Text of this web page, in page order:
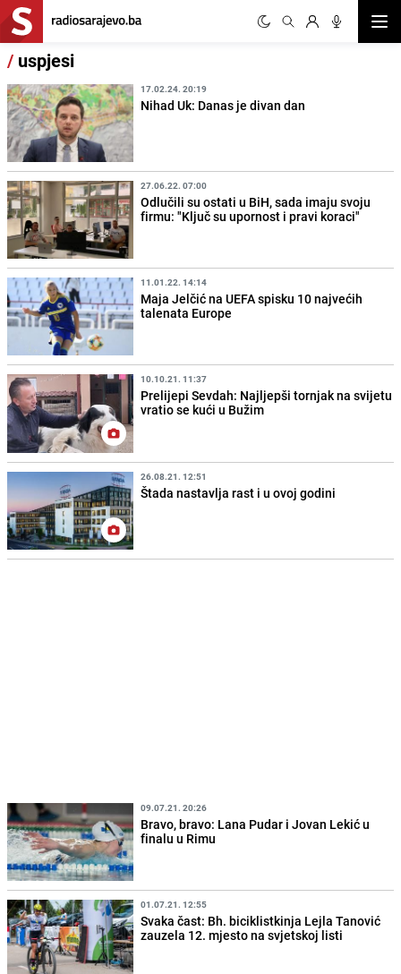
/ uspjesi
17.02.24. 20:19
Nihad Uk: Danas je divan dan
27.06.22. 07:00
Odlučili su ostati u BiH, sada imaju svoju
firmu: "Ključ su upornost i pravi koraci"
11.01.22. 14:14
Maja Jelčić na UEFA spisku 10 najvećih
talenata Europe
10.10.21. 11:37
Prelijepi Sevdah: Najljepši tornjak na svijetu
vratio se kući u Bužim
26.08.21. 12:51
Štada nastavlja rast i u ovoj godini
09.07.21. 20:26
Bravo, bravo: Lana Pudar i Jovan Lekić u
finalu u Rimu
01.07.21. 12:55
Svaka čast: Bh. biciklistkinja Lejla Tanović
zauzela 12. mjesto na svjetskoj listi